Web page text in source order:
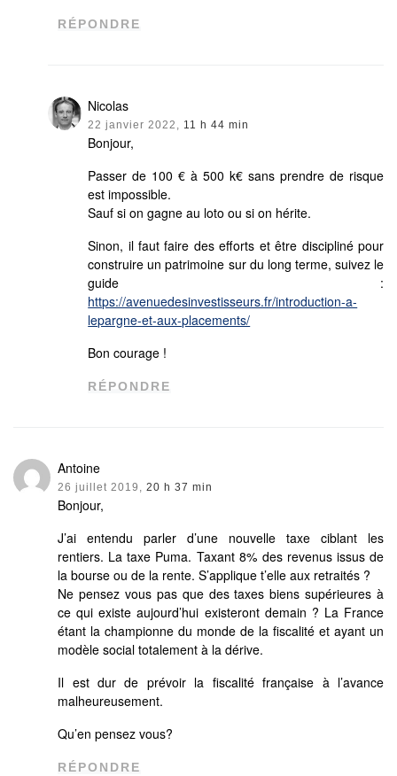
RÉPONDRE
Nicolas
22 janvier 2022, 11 h 44 min
Bonjour,
Passer de 100 € à 500 k€ sans prendre de risque
est impossible.
Sauf si on gagne au loto ou si on hérite.
Sinon, il faut faire des efforts et être discipliné pour
construire un patrimoine sur du long terme, suivez le
guide :
https://avenuedesinvestisseurs.fr/introduction-a-
lepargne-et-aux-placements/
Bon courage !
RÉPONDRE
Antoine
26 juillet 2019, 20 h 37 min
Bonjour,
J’ai entendu parler d’une nouvelle taxe ciblant les
rentiers. La taxe Puma. Taxant 8% des revenus issus de
la bourse ou de la rente. S’applique t’elle aux retraités ?
Ne pensez vous pas que des taxes biens supérieures à
ce qui existe aujourd’hui existeront demain ? La France
étant la championne du monde de la fiscalité et ayant un
modèle social totalement à la dérive.
Il est dur de prévoir la fiscalité française à l’avance
malheureusement.
Qu’en pensez vous?
RÉPONDRE